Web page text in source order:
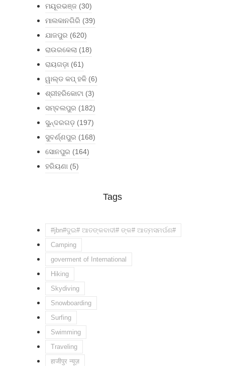
ମୟୂରଭଞ୍ଜ (30)
ମାଲକାନଗିରି (39)
ଯାଜପୁର (620)
ରାଉରକେଲା (18)
ରାୟଗଡ଼ା (61)
ୱାଲ୍ଡ କପ୍ ହକି (6)
ଶ୍ରୀହରିକୋଟା (3)
ସମ୍ବଲପୁର (182)
ସୁନ୍ଦରଗଡ଼ (197)
ସୁବର୍ଣ୍ଣପୁର (168)
ସୋନପୁର (164)
ହରିୟଣା (5)
Tags
#jbn#ଦୁଇ# ଆତଙ୍କବାଦୀ# ଙ୍କ# ଆତ୍ମସମର୍ପଣ#
Camping
goverment of International
Hiking
Skydiving
Snowboarding
Surfing
Swimming
Traveling
हाजीपुर न्यूज़